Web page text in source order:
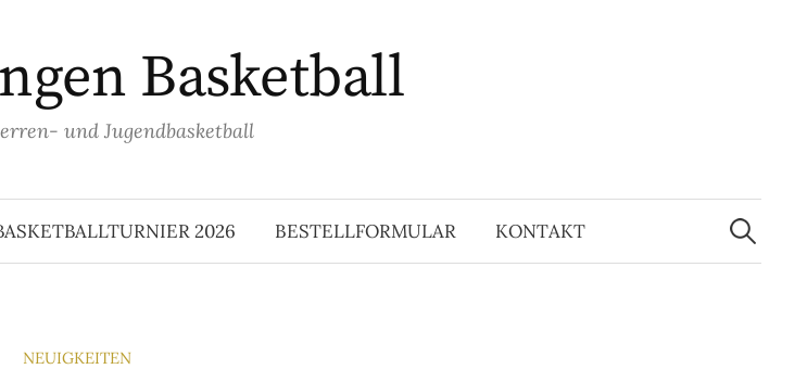
Basketball
und Jugendbasketball
2026 BESTELLFORMULAR KONTAKT
Suchen
nach:
NEUIGKEITEN